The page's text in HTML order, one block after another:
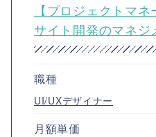
【プロジェクトマ
サイト開発のマネ
職種
UI/UXデザイナー
月額単価